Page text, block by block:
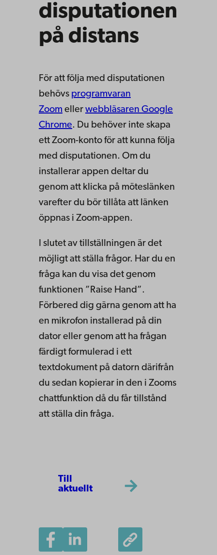
disputationen
på distans
För att följa med disputationen
behövs programvaran
Zoom eller webbläsaren Google
Chrome. Du behöver inte skapa
ett Zoom-konto för att kunna följa
med disputationen. Om du
installerar appen deltar du
genom att klicka på möteslänken
varefter du bör tillåta att länken
öppnas i Zoom-appen.
I slutet av tillställningen är det
möjligt att ställa frågor. Har du en
fråga kan du visa det genom
funktionen ”Raise Hand”.
Förbered dig gärna genom att ha
en mikrofon installerad på din
dator eller genom att ha frågan
färdigt formulerad i ett
textdokument på datorn därifrån
du sedan kopierar in den i Zooms
chattfunktion då du får tillstånd
att ställa din fråga.
Till
aktuellt